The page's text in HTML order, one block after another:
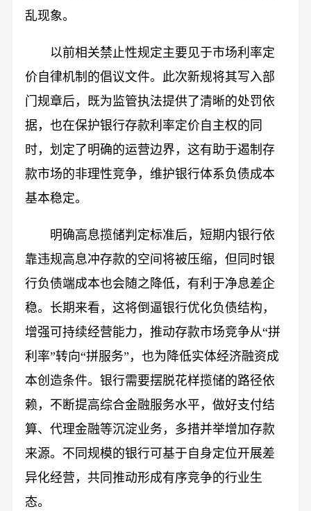
乱现象。
以前相关禁止性规定主要见于市场利率定
价自律机制的倡议文件。此次新规将其写入部
门规章后，既为监管执法提供了清晰的处罚依
据，也在保护银行存款利率定价自主权的同
时，划定了明确的运营边界，这有助于遏制存
款市场的非理性竞争，维护银行体系负债成本
基本稳定。
明确高息揽储判定标准后，短期内银行依
靠违规高息冲存款的空间将被压缩，但同时银
行负债端成本也会随之降低，有利于净息差企
稳。长期来看，这将倒逼银行优化负债结构，
增强可持续经营能力，推动存款市场竞争从“拼
利率”转向“拼服务”，也为降低实体经济融资成
本创造条件。银行需要摆脱花样揽储的路径依
赖，不断提高综合金融服务水平，做好支付结
算、代理金融等沉淀业务，多措并举增加存款
来源。不同规模的银行可基于自身定位开展差
异化经营，共同推动形成有序竞争的行业生
态。